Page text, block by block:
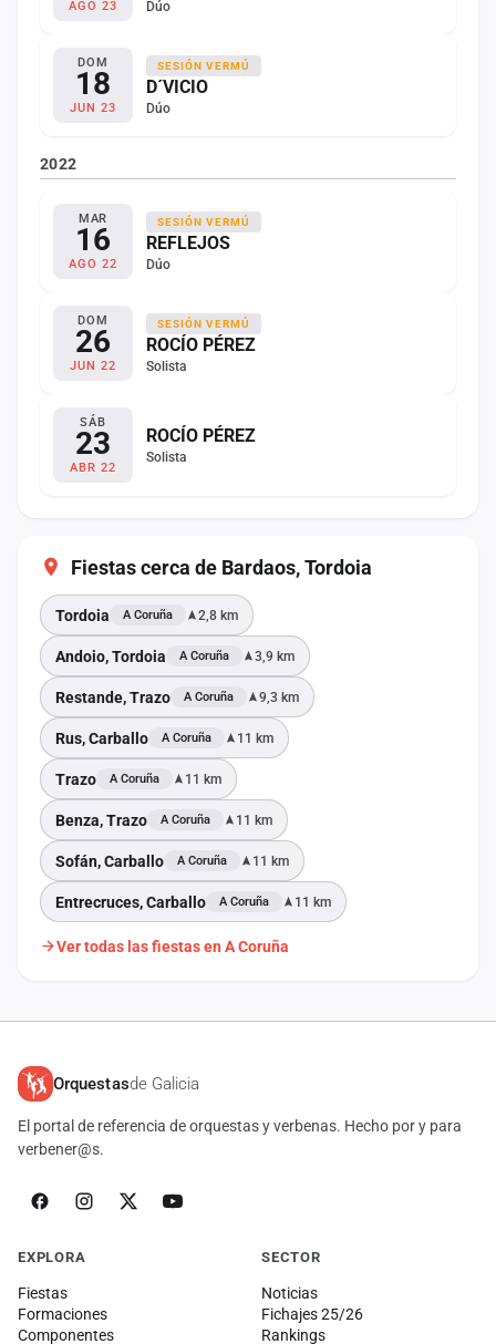
AGO 23 Dúo
DOM
18
JUN 23
SESIÓN VERMÚ
D´VICIO
Dúo
2022
MAR
16
AGO 22
SESIÓN VERMÚ
REFLEJOS
Dúo
DOM
26
JUN 22
SESIÓN VERMÚ
ROCÍO PÉREZ
Solista
SÁB
23
ABR 22
ROCÍO PÉREZ
Solista
Fiestas cerca de Bardaos, Tordoia
Tordoia A Coruña 2,8 km
Andoio, Tordoia A Coruña 3,9 km
Restande, Trazo A Coruña 9,3 km
Rus, Carballo A Coruña 11 km
Trazo A Coruña 11 km
Benza, Trazo A Coruña 11 km
Sofán, Carballo A Coruña 11 km
Entrecruces, Carballo A Coruña 11 km
Ver todas las fiestas en A Coruña
Orquestasde Galicia
El portal de referencia de orquestas y verbenas. Hecho por y para
verbener@s.
EXPLORA
Fiestas
Formaciones
Componentes
SECTOR
Noticias
Fichajes 25/26
Rankings